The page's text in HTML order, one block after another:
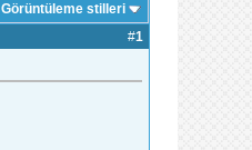
Görüntüleme stilleri
#1